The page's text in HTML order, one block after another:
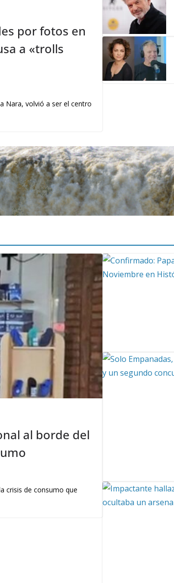
por fotos en
a «trolls
Nara, volvió a ser el centro
al borde del
crisis de consumo que